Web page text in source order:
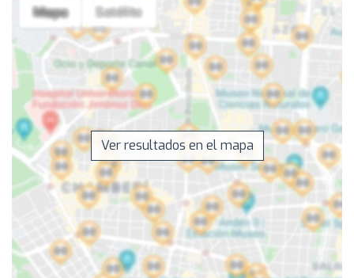
Ver resultados en el mapa